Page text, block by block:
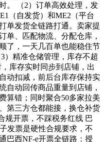
。 （2）订单高效处理，发
（自发货）和ME2（平台
单发货全链路打通。卖家提
单、匹配物流、分配仓库，
了，一天几百单也能稳住节
）精准仓储管理，库存不超
库存实时同步到店铺，出
动扣减，前后台库存保持实
自动回传商品重量到店铺，
算错；同时聚合50多家拉美
第三方仓都能接，换仓补货
规开票，不踩税务红线 巴
发票是硬性合规要求，不
巴西NF-e开票全链路：授